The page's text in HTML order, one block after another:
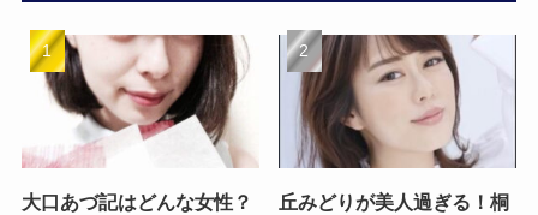
大口あづ記はどんな女性？
丘みどりが美人過ぎる！桐